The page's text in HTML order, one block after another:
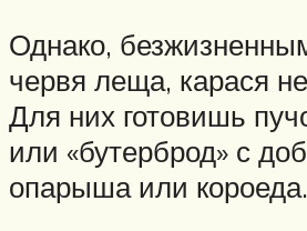
Однако,
червя леща, карася
Для них готовишь
или «бутерброд» с
опарыша или короеда.